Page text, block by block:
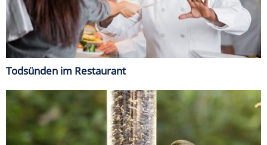
Todsünden im Restaurant